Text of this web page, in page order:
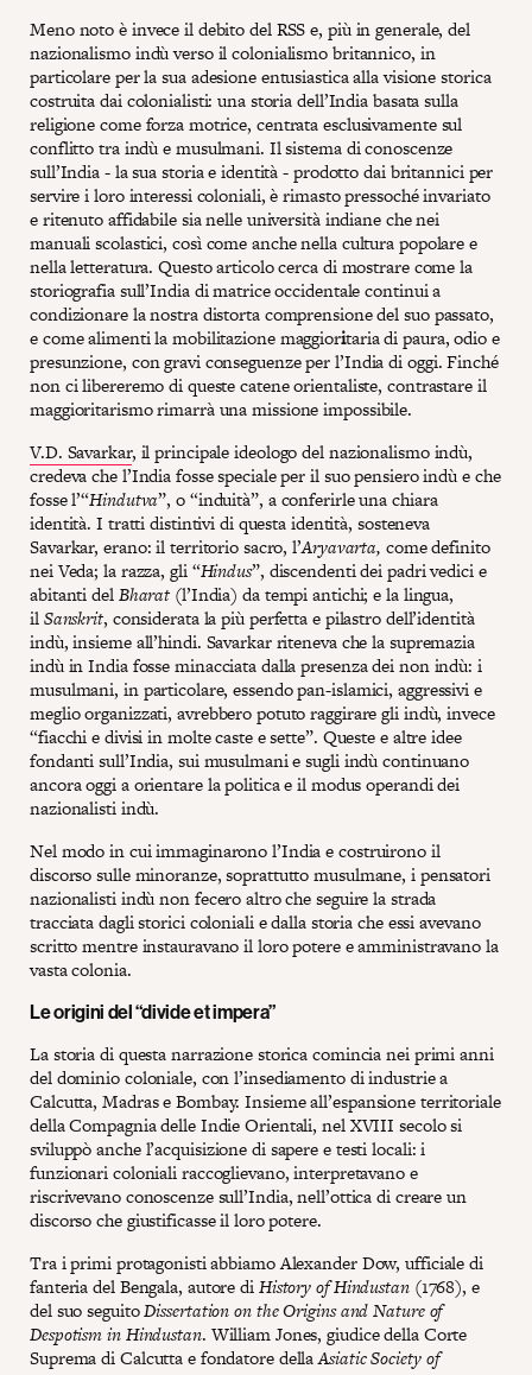
Meno noto è invece il debito del RSS e, più in generale, del
nazionalismo indù verso il colonialismo britannico, in
particolare per la sua adesione entusiastica alla visione storica
costruita dai colonialisti: una storia dell’India basata sulla
religione come forza motrice, centrata esclusivamente sul
conflitto tra indù e musulmani. Il sistema di conoscenze
sull’India - la sua storia e identità - prodotto dai britannici per
servire i loro interessi coloniali, è rimasto pressoché invariato
e ritenuto affidabile sia nelle università indiane che nei
manuali scolastici, così come anche nella cultura popolare e
nella letteratura. Questo articolo cerca di mostrare come la
storiografia sull’India di matrice occidentale continui a
condizionare la nostra distorta comprensione del suo passato,
e come alimenti la mobilitazione maggioritaria di paura, odio e
presunzione, con gravi conseguenze per l’India di oggi. Finché
non ci libereremo di queste catene orientaliste, contrastare il
maggioritarismo rimarrà una missione impossibile.
V.D. Savarkar, il principale ideologo del nazionalismo indù,
credeva che l’India fosse speciale per il suo pensiero indù e che
fosse l’“Hindutva”, o “induità”, a conferirle una chiara
identità. I tratti distintivi di questa identità, sosteneva
Savarkar, erano: il territorio sacro, l’Aryavarta, come definito
nei Veda; la razza, gli “Hindus”, discendenti dei padri vedici e
abitanti delBharat (l’India) da tempi antichi; e la lingua,
ilSanskrit, considerata la più perfetta e pilastro dell’identità
indù, insieme all’hindi. Savarkar riteneva che la supremazia
indù in India fosse minacciata dalla presenza dei non indù: i
musulmani, in particolare, essendo pan-islamici, aggressivi e
meglio organizzati, avrebbero potuto raggirare gli indù, invece
“fiacchi e divisi in molte caste e sette”. Queste e altre idee
fondanti sull’India, sui musulmani e sugli indù continuano
ancora oggi a orientare la politica e il modus operandi dei
nazionalisti indù.
Nel modo in cui immaginarono l’India e costruirono il
discorso sulle minoranze, soprattutto musulmane, i pensatori
nazionalisti indù non fecero altro che seguire la strada
tracciata dagli storici coloniali e dalla storia che essi avevano
scritto mentre instauravano il loro potere e amministravano la
vasta colonia.
Le origini del “divide et impera”
La storia di questa narrazione storica comincia nei primi anni
del dominio coloniale, con l’insediamento di industrie a
Calcutta, Madras e Bombay. Insieme all’espansione territoriale
della Compagnia delle Indie Orientali, nel XVIII secolo si
sviluppò anche l’acquisizione di sapere e testi locali: i
funzionari coloniali raccoglievano, interpretavano e
riscrivevano conoscenze sull’India, nell’ottica di creare un
discorso che giustificasse il loro potere.
Tra i primi protagonisti abbiamo Alexander Dow, ufficiale di
fanteria del Bengala, autore diHistory of Hindustan(1768), e
del suo seguitoDissertation on the Origins and Nature of
Despotism in Hindustan. William Jones, giudice della Corte
Suprema di Calcutta e fondatore dellaAsiatic Society of